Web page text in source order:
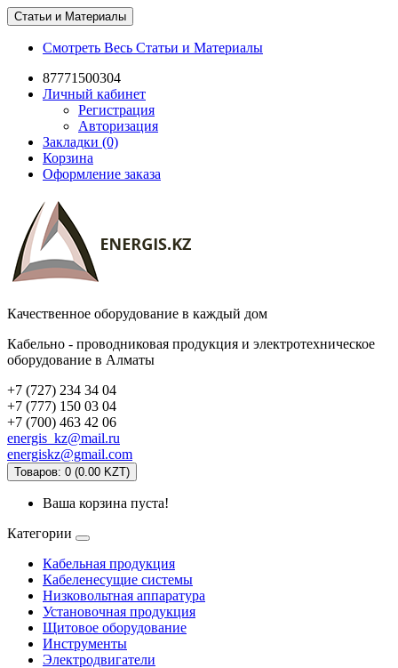
Статьи и Материалы
Смотреть Весь Статьи и Материалы
87771500304
Личный кабинет
Регистрация
Авторизация
Закладки (0)
Корзина
Оформление заказа
Качественное оборудование в каждый дом
Кабельно - проводниковая продукция и электротехническое
оборудование в Алматы
+7 (727) 234 34 04
+7 (777) 150 03 04
+7 (700) 463 42 06
energis_kz@mail.ru
energiskz@gmail.com
Товаров: 0 (0.00 KZT)
Ваша корзина пуста!
Категории
Кабельная продукция
Кабеленесущие системы
Низковольтная аппаратура
Установочная продукция
Щитовое оборудование
Инструменты
Электродвигатели